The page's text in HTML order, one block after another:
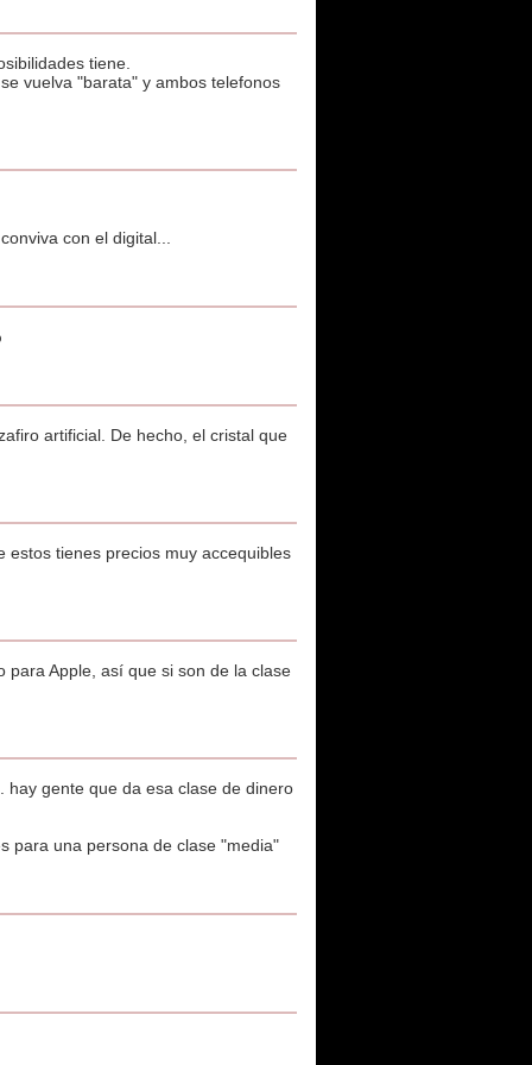
tiene.
vuelva "barata" y ambos telefonos
con el digital...
artificial. De hecho, el cristal que
tienes precios muy accequibles
para Apple, así que si son de la clase
hay gente que da esa clase de dinero
para una persona de clase "media"